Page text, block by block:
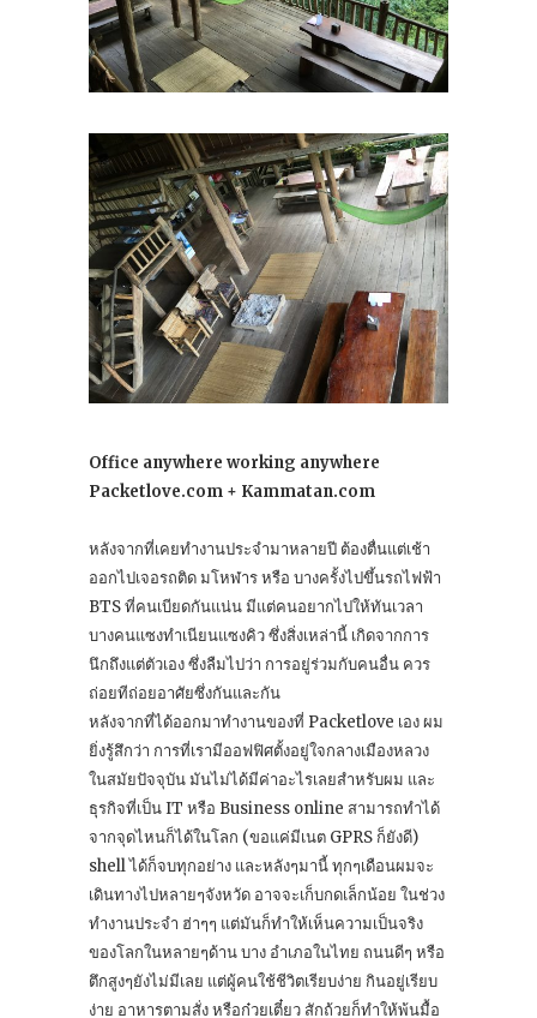
Office anywhere working anywhere
Packetlove.com + Kammatan.com
หลังจากที่เคยทำงานประจำมาหลายปี ต้องตื่นแต่เช้า
ออกไปเจอรถติด มโหฬาร หรือ บางครั้งไปขึ้นรถไฟฟ้า
BTS ที่คนเบียดกันแน่น มีแต่คนอยากไปให้ทันเวลา
บางคนแซงทำเนียนแซงคิว ซึ่งสิ่งเหล่านี้ เกิดจากการ
นึกถึงแต่ตัวเอง ซึ่งลืมไปว่า การอยู่ร่วมกับคนอื่น ควร
ถ่อยทีถ่อยอาศัยซึ่งกันและกัน
หลังจากที่ได้ออกมาทำงานของที่ Packetlove เอง ผม
ยิ่งรู้สึกว่า การที่เรามีออฟฟิศตั้งอยู่ใจกลางเมืองหลวง
ในสมัยปัจจุบัน มันไม่ได้มีค่าอะไรเลยสำหรับผม และ
ธุรกิจที่เป็น IT หรือ Business online สามารถทำได้
จากจุดไหนก็ได้ในโลก (ขอแค่มีเนต GPRS ก็ยังดี)
shell ได้ก็จบทุกอย่าง และหลังๆมานี้ ทุกๆเดือนผมจะ
เดินทางไปหลายๆจังหวัด อาจจะเก็บกดเล็กน้อย ในช่วง
ทำงานประจำ ฮ่าๆๆ แต่มันก็ทำให้เห็นความเป็นจริง
ของโลกในหลายๆด้าน บาง อำเภอในไทย ถนนดีๆ หรือ
ตึกสูงๆยังไม่มีเลย แต่ผู้คนใช้ชีวิตเรียบง่าย กินอยู่เรียบ
ง่าย อาหารตามสั่ง หรือก๋วยเตี๋ยว สักถ้วยก็ทำให้พ้นมื้อ